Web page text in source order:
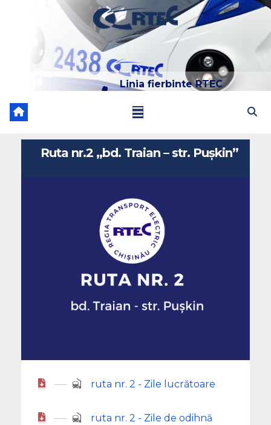
Linia fierbinte RTEC
Ruta nr.2 ,,bd. Traian – str. Pușkin”
ruta nr. 2 - Zile lucrătoare
ruta nr. 2 - Zile de odihnă